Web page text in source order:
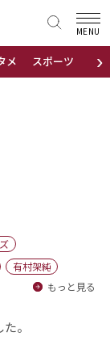
›
メ スポーツ 地域
MENU
有村架純
もっと見る
。